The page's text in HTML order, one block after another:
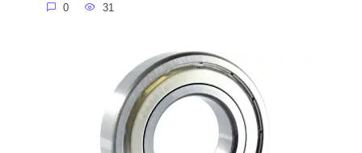
0 31